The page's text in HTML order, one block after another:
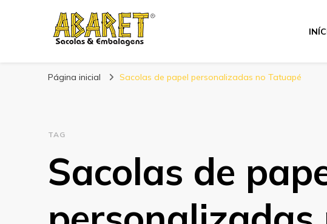
Abaret
Página inicial Sacolas de papel personalizadas no Tatuapé
TAG
Sacolas de